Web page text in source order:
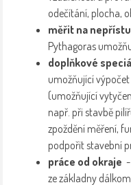
odečítání, plocha,
měřit na
Pythagoras
doplňkové
umožňující
(umožňující
např. při stavbě
zpoždění měření,
podpořit stavební
práce od okraje
ze základny